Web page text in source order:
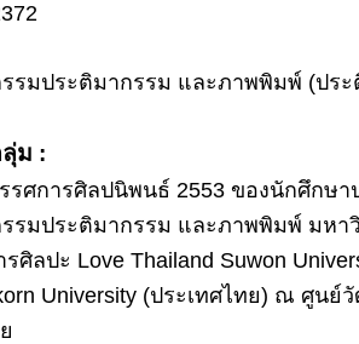
รมประติมากรรม และภาพพิมพ์ (ปร
ม :
รศการศิลปนิพนธ์ 2553 ของนักศึกษ
รมประติมากรรม และภาพพิมพ์ มหา
ศิลปะ Love Thailand Suwon
University (ประเทศไทย) ณ ศูนย์